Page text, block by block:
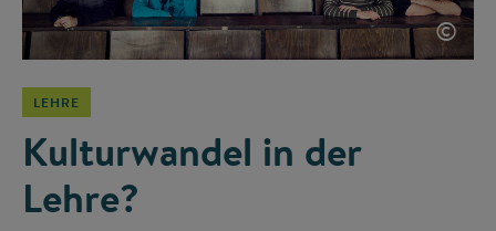
©
LEHRE
Kulturwandel in der
Lehre?